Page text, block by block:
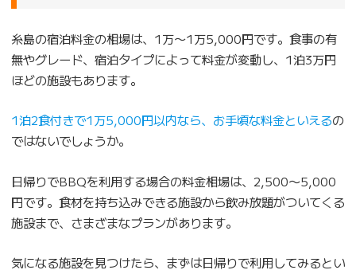
糸島の宿泊料金の相場は、1万〜1万5,000円です。食事の有
無やグレード、宿泊タイプによって料金が変動し、1泊3万円
ほどの施設もあります。
1泊2食付きで1万5,000円以内なら、お手頃な料金といえるの
ではないでしょうか。
日帰りでBBQを利用する場合の料金相場は、2,500〜5,000
円です。食材を持ち込みできる施設から飲み放題がついてくる
施設まで、さまざまなプランがあります。
気になる施設を見つけたら、まずは日帰りで利用してみるとい